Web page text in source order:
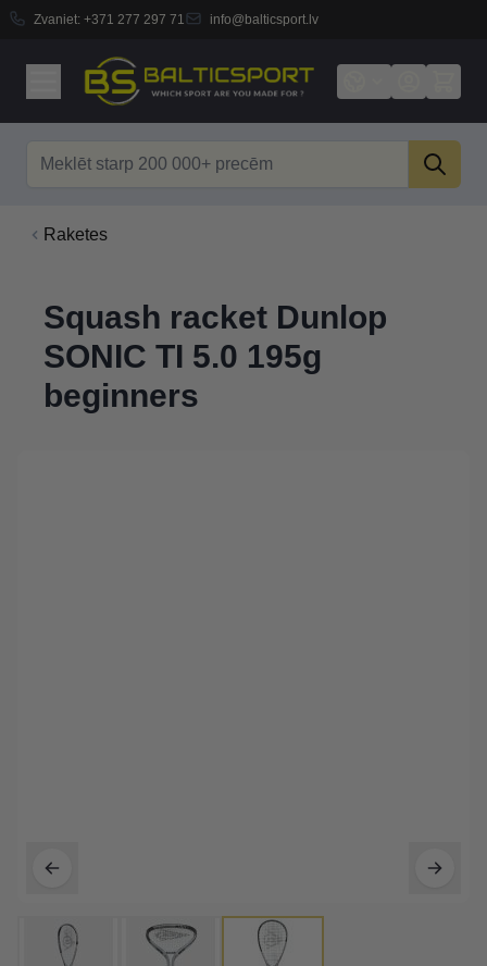
Zvaniet: +371 277 297 71 info@balticsport.lv
Raketes
Squash racket Dunlop
SONIC TI 5.0 195g
beginners